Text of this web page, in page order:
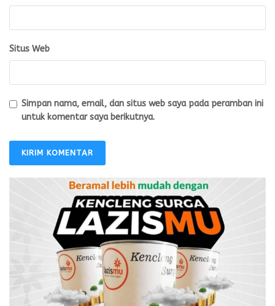
Situs Web
Simpan nama, email, dan situs web saya pada peramban ini
untuk komentar saya berikutnya.